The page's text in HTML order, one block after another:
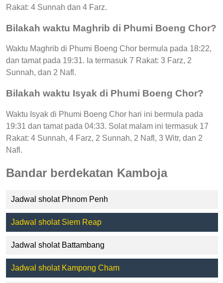
Rakat: 4 Sunnah dan 4 Farz.
Bilakah waktu Maghrib di Phumi Boeng Chor?
Waktu Maghrib di Phumi Boeng Chor bermula pada 18:22,
dan tamat pada 19:31. Ia termasuk 7 Rakat: 3 Farz, 2
Sunnah, dan 2 Nafl.
Bilakah waktu Isyak di Phumi Boeng Chor?
Waktu Isyak di Phumi Boeng Chor hari ini bermula pada
19:31 dan tamat pada 04:33. Solat malam ini termasuk 17
Rakat: 4 Sunnah, 4 Farz, 2 Sunnah, 2 Nafl, 3 Witr, dan 2
Nafl.
Bandar berdekatan Kamboja
Jadwal sholat Phnom Penh
Jadwal sholat Siem Reap
Jadwal sholat Battambang
Jadwal sholat Kampong Cham